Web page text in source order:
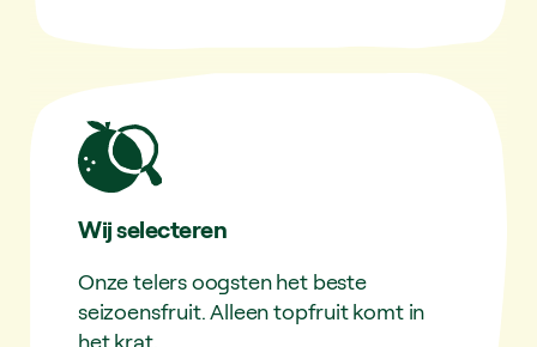
Wij selecteren
Onze telers oogsten het beste
seizoensfruit. Alleen topfruit komt in
het krat.